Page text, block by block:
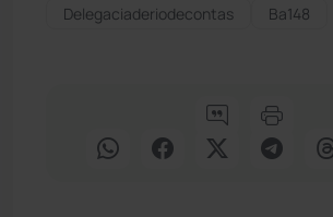
Delegaciaderiodecontas
Ba148